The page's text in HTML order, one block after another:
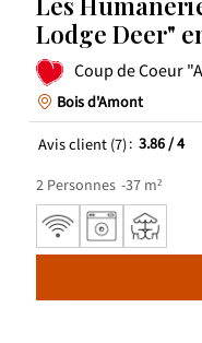
Lodge Deer"
Coup de Coeur
Bois d'Amont
Avis client(7) 3.86/ 4
2 Personnes 37 m²